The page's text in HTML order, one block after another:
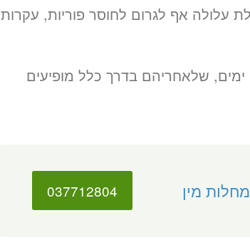
עלולה אף לגרום לחוסר פוריות, עקרות
תקופת הדגירה של חיידק הכלמידיה נמשכת עד 10 ימים, שלאחריהם בדרך כלל מופיעים
מין 037712804